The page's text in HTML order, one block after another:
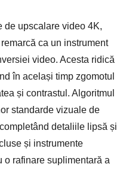
de upscalare video 4K,
ca un instrument
video. Acesta ridică
în același timp zgomotul
și contrastul. Algoritmul
standarde vizuale de
detaliile lipsă și
și instrumente
o rafinare suplimentară a